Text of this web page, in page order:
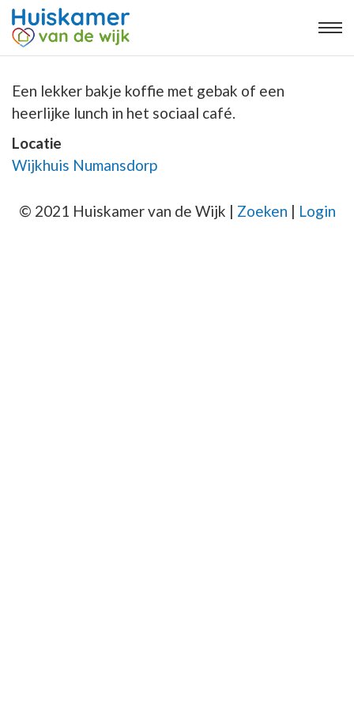
Een lekker bakje koffie met gebak of een
heerlijke lunch in het sociaal café.
Locatie
Wijkhuis Numansdorp
© 2021 Huiskamer van de Wijk | Zoeken | Login